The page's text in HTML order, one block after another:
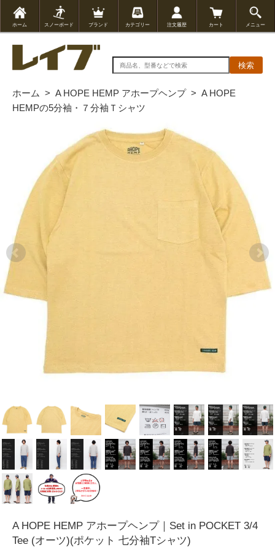
ホーム スノーボード ブランド カテゴリー 注文履歴 カート メニュー
検索
ホーム > A HOPE HEMP アホープヘンプ> A HOPE
HEMPの5分袖・７分袖Ｔシャツ
A HOPE HEMP アホープヘンプ｜Set in POCKET 3/4
Tee (オーツ)(ポケット 七分袖Tシャツ)